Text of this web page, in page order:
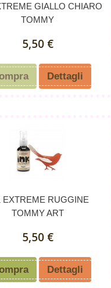
GIALLO CHIARO
TOMMY
5,50 €
Dettagli
EXTREME RUGGINE
TOMMY ART
5,50 €
Dettagli